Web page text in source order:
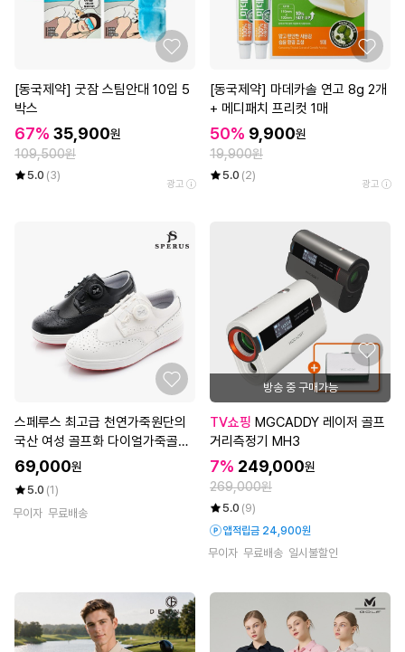
[동국제약] 굿잠 스팀안대 10입 5
박스
67% 35,900원
109,500원
5.0 (3)
광고
[동국제약] 마데카솔 연고 8g 2개
+ 메디패치 프리컷 1매
50% 9,900원
19,900원
5.0 (2)
광고
스페루스 최고급 천연가죽원단의
국산 여성 골프화 다이얼가죽골프
화
69,000원
5.0 (1)
무이자 무료배송
방송 중 구매가능
TV쇼핑
거리측정기 MH3
7% 249,000원
269,000원
5.0 (9)
앱적립금 24,900원
무이자 무료배송 일시불할인